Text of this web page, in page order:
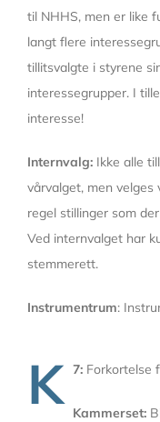
til NHHS, men er like
langt flere
tillitsvalgte i styrene
interessegrupper. I
interesse!
Internvalg: Ikke alle
vårvalget, men velges
regel stillinger som
Ved internvalget har
stemmerett.
Instrumentrum:
K 7: Forkortelse
Kammerset: